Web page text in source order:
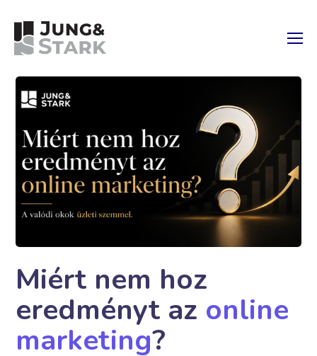
Miért nem hoz
eredményt az online
marketing?